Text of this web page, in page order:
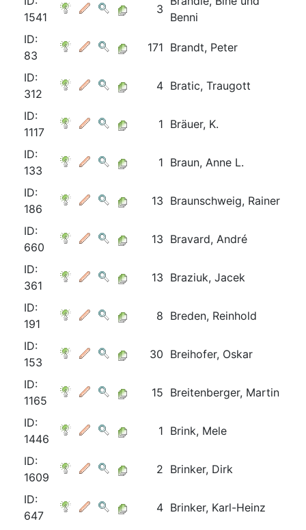
1541
3
Benni
ID:
83
171 Brandt, Peter
ID:
312
4 Bratic, Traugott
ID:
1117
1 Bräuer, K.
ID:
133
1 Braun, Anne L.
ID:
186
13 Braunschweig, Rainer
ID:
660
13 Bravard, André
ID:
361
13 Braziuk, Jacek
ID:
191
8 Breden, Reinhold
ID:
153
30 Breihofer, Oskar
ID:
1165
15 Breitenberger, Martin
ID:
1446
1 Brink, Mele
ID:
1609
2 Brinker, Dirk
ID:
647
4 Brinker, Karl-Heinz